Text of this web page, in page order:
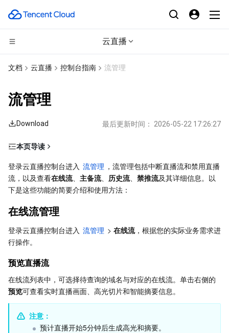
云直播
CDN与边缘平台
内容分发网络 CDN
DDoS 防护
安全加速 SCDN
多网聚合加速（腾讯云聚通）
云服务器
裸金属云服务器
GPU 云服务器
专用宿主机
弹性伸缩
自动化助手
边缘计算
批量计算
高性能计算集群
容器服务
服务网格
容器镜像服务
云原生分布式云中心
分布式云
本地专用集群
边缘可用区
专属可用区
微服务
弹性微服务
API 网关
注册配置治理
Serverless
云函数
基础存储服务
对象存储
文件存储
存储数据服务
日志服务
关系型数据库
文档 云直播 控制台指南 流管理
流管理
Download 最后更新时间： 2026-05-22 17:26:27
本页导读
预览直播流
查看流数据
中断直播流
垫片管理
禁用直播流
主备流管理
预览直播流
择优调度管理
登录云直播控制台进入 流管理 ，流管理包括中断直播流和禁用直播
流，以及查看在线流、 主备流、 历史流、 禁推流及其详细信息。以
下是这些功能的简要介绍和使用方法：
在线流管理
登录云直播控制台进入 流管理 > 在线流，根据您的实际业务需求进
行操作。
预览直播流
在线流列表中，可选择待查询的域名与对应的在线流。单击右侧的
预览可查看实时直播画面、高光切片和智能摘要信息。
注意：
预计直播开始5分钟后生成高光和摘要。